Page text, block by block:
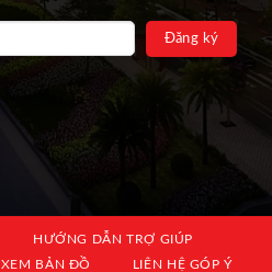
HƯỚNG DẪN TRỢ GIÚP
XEM BẢN ĐỒ LIÊN HỆ GÓP Ý